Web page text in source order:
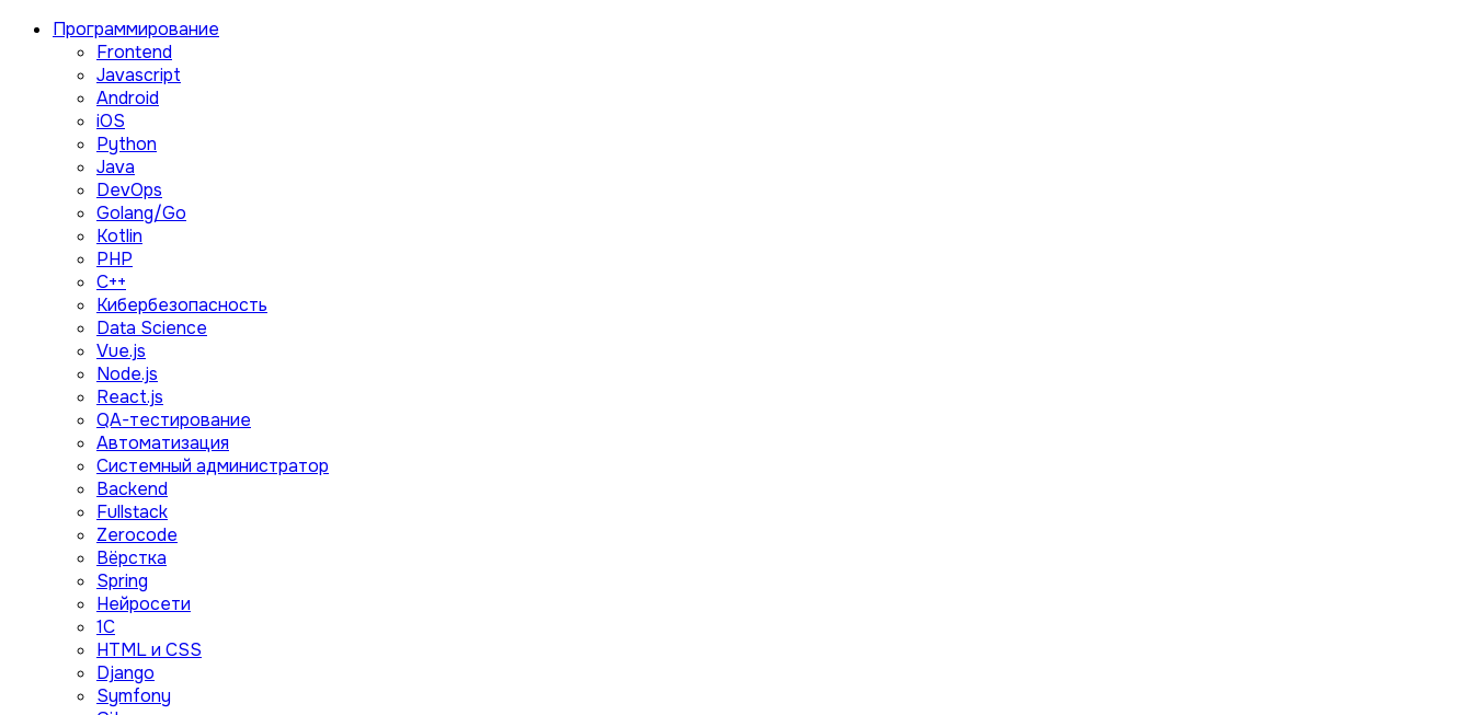
Программирование
Frontend
Javascript
Android
iOS
Python
Java
DevOps
Golang/Go
Kotlin
PHP
C++
Кибербезопасность
Data Science
Vue.js
Node.js
React.js
QA-тестирование
Автоматизация
Системный администратор
Backend
Fullstack
Zerocode
Вёрстка
Spring
Нейросети
1C
HTML и CSS
Django
Symfony